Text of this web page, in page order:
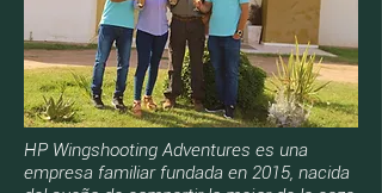
HP Wingshooting Adventures es una
empresa familiar fundada en 2015, nacida